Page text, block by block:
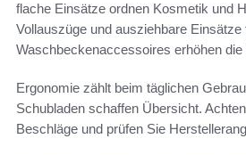
flache Einsätze ordnen Kosmetik und
Vollauszüge und ausziehbare Einsätze
Waschbeckenaccessoires erhöhen die
Ergonomie zählt beim täglichen
Schubladen schaffen Übersicht.
Beschläge und prüfen Sie